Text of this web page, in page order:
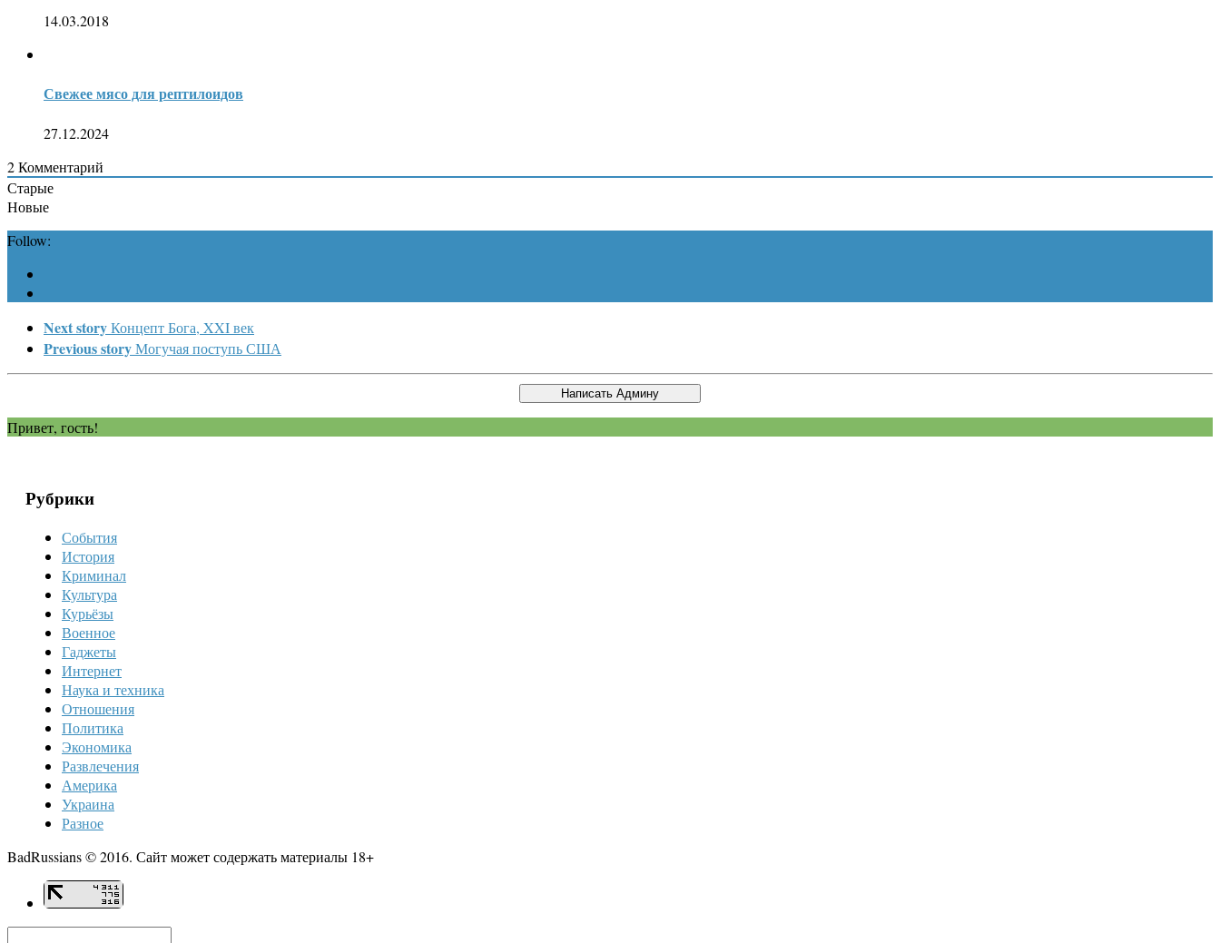
14.03.2018
Свежее мясо для рептилоидов
27.12.2024
2Комментарий
Старые
Новые
Follow:
Next storyКонцепт Бога, XXI век
Previous storyМогучая поступь США
Привет, гость!
Рубрики
События
История
Криминал
Культура
Курьёзы
Военное
Гаджеты
Интернет
Наука и техника
Отношения
Политика
Экономика
Развлечения
Америка
Украина
Разное
BadRussians © 2016. Сайт может содержать материалы 18+